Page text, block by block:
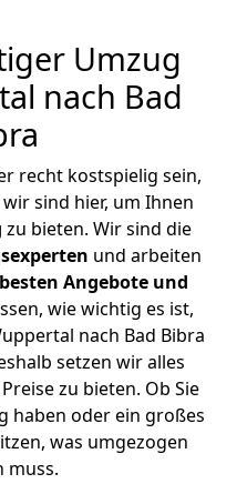
Umzug
nach Bad
recht kostspielig sein,
sind hier, um Ihnen
zu bieten. Wir sind die
und arbeiten
Angebote und
wie wichtig es ist,
nach Bad Bibra
setzen wir alles
zu bieten. Ob Sie
haben oder ein großes
was umgezogen
muss.